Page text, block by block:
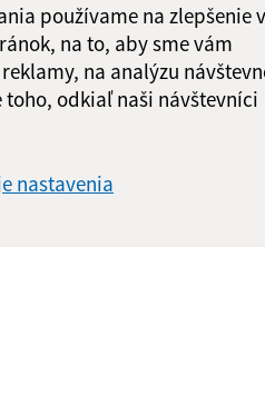
používame na zlepšenie
na to, aby sme vám
na analýzu
odkiaľ naši návštevníci
nastavenia